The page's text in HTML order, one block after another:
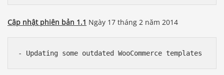
Cập nhật phiên bản 1.1 Ngày 17 tháng 2 năm 2014
- Updating some outdated WooCommerce templates